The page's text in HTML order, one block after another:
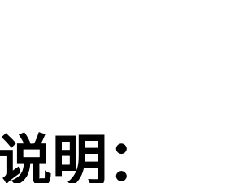
明：